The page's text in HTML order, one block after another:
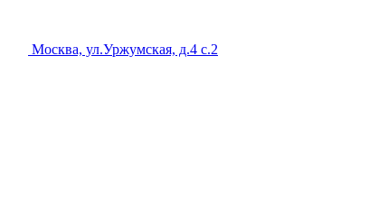
Москва, ул.Уржумская, д.4 с.2